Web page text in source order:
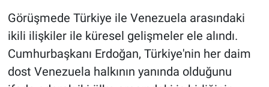
Görüşmede Türkiye ile Venezuela arasındaki
ikili ilişkiler ile küresel gelişmeler ele alındı.
Cumhurbaşkanı Erdoğan, Türkiye'nin her daim
dost Venezuela halkının yanında olduğunu